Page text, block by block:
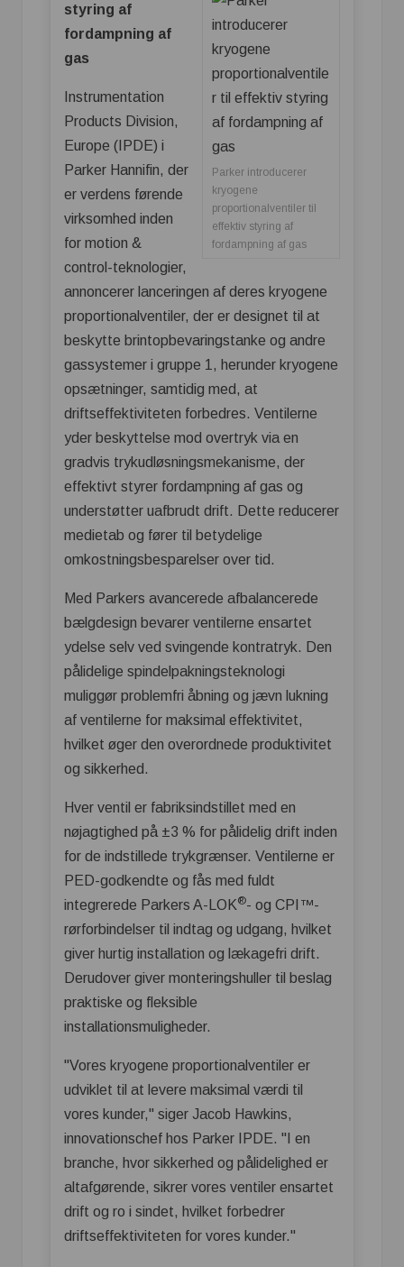
Parker introducerer
kryogene
proportionalventiler til
effektiv styring af
fordampning af gas
styring af
fordampning af
gas
Instrumentation
Products Division,
Europe (IPDE) i
Parker Hannifin, der
er verdens førende
virksomhed inden
for motion &
control-teknologier,
annoncerer lanceringen af deres kryogene
proportionalventiler, der er designet til at
beskytte brintopbevaringstanke og andre
gassystemer i gruppe 1, herunder kryogene
opsætninger, samtidig med, at
driftseffektiviteten forbedres. Ventilerne
yder beskyttelse mod overtryk via en
gradvis trykudløsningsmekanisme, der
effektivt styrer fordampning af gas og
understøtter uafbrudt drift. Dette reducerer
medietab og fører til betydelige
omkostningsbesparelser over tid.
Med Parkers avancerede afbalancerede
bælgdesign bevarer ventilerne ensartet
ydelse selv ved svingende kontratryk. Den
pålidelige spindelpakningsteknologi
muliggør problemfri åbning og jævn lukning
af ventilerne for maksimal effektivitet,
hvilket øger den overordnede produktivitet
og sikkerhed.
Hver ventil er fabriksindstillet med en
nøjagtighed på ±3 % for pålidelig drift inden
for de indstillede trykgrænser. Ventilerne er
PED-godkendte og fås med fuldt
integrerede Parkers A-LOK®- og CPI™-
rørforbindelser til indtag og udgang, hvilket
giver hurtig installation og lækagefri drift.
Derudover giver monteringshuller til beslag
praktiske og fleksible
installationsmuligheder.
"Vores kryogene proportionalventiler er
udviklet til at levere maksimal værdi til
vores kunder," siger Jacob Hawkins,
innovationschef hos Parker IPDE. "I en
branche, hvor sikkerhed og pålidelighed er
altafgørende, sikrer vores ventiler ensartet
drift og ro i sindet, hvilket forbedrer
driftseffektiviteten for vores kunder."